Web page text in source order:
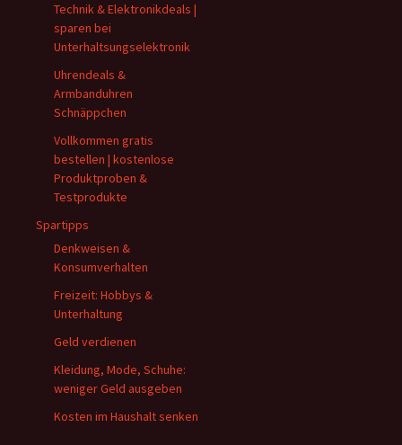
Technik & Elektronikdeals |
sparen bei
Unterhaltsungselektronik
Uhrendeals &
Armbanduhren
Schnäppchen
Vollkommen gratis
bestellen | kostenlose
Produktproben &
Testprodukte
Spartipps
Denkweisen &
Konsumverhalten
Freizeit: Hobbys &
Unterhaltung
Geld verdienen
Kleidung, Mode, Schuhe:
weniger Geld ausgeben
Kosten im Haushalt senken